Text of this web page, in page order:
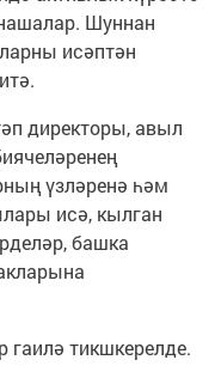
Шуннан
исәптән
директоры, авыл
үзләренә һәм
исә, кылган
башка
тикшкерелде.